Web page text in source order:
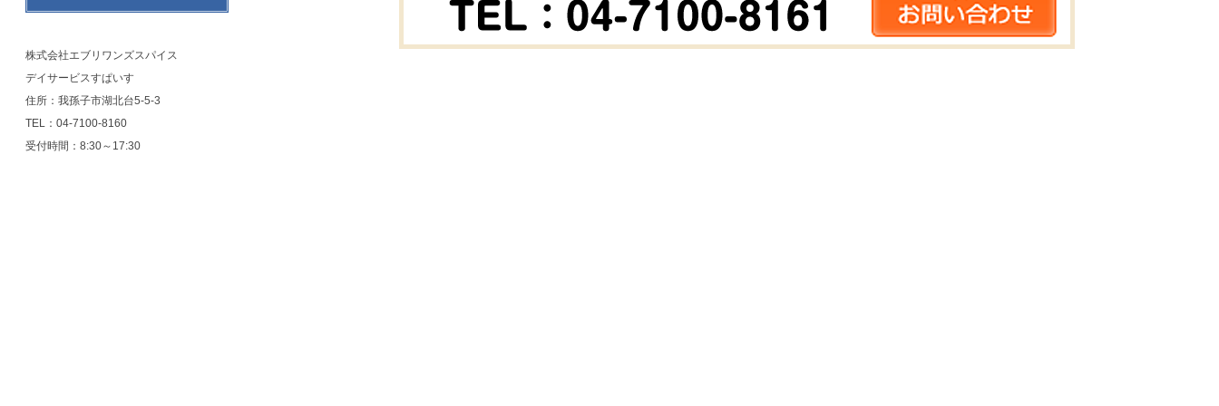
株式会社エブリワンズスパイス
デイサービスすぱいす
住所：我孫子市湖北台5-5-3
TEL：04-7100-8160
受付時間：8:30～17:30